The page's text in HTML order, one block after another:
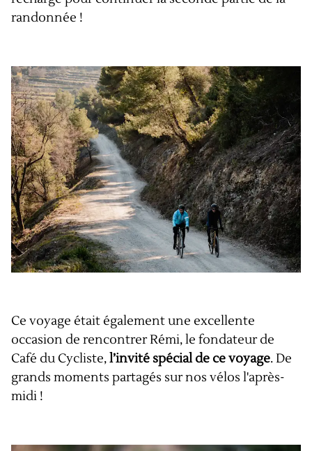
randonnée !
Ce voyage était également une excellente
occasion de rencontrer Rémi, le fondateur de
Café du Cycliste,l’invité spécial de ce voyage. De
grands moments partagés sur nos vélos l'après-
midi !